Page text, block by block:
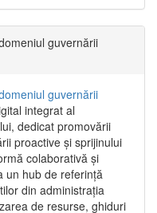
guvernării
guvernării
integrat al
dedicat promovării
proactive și sprijinului
colaborativă și
un hub de referință
din administrația
de resurse, ghiduri